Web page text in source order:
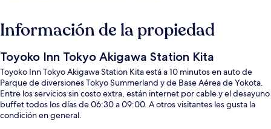
Información de la propiedad
Toyoko Inn Tokyo Akigawa Station Kita
Toyoko Inn Tokyo Akigawa Station Kita está a 10 minutos en auto de
Parque de diversiones Tokyo Summerland y de Base Aérea de Yokota.
Entre los servicios sin costo extra, están internet por cable y el desayuno
buffet todos los días de 06:30 a 09:00. A otros visitantes les gusta la
condición en general.